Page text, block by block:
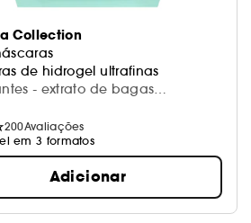
Collection
de hidrogel ultrafinas
- extrato de bagas
(3 un)
200Avaliações
em 3 formatos
Adicionar